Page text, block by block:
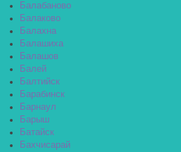
Балабаново
Балаково
Балахна
Балашиха
Балашов
Балей
Балтийск
Барабинск
Барнаул
Барыш
Батайск
Бахчисарай